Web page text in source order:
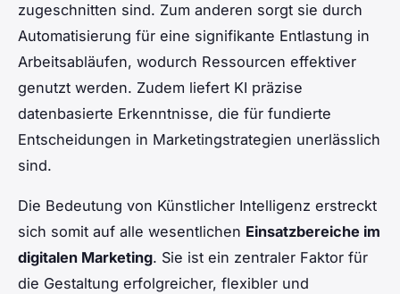
zugeschnitten sind. Zum anderen sorgt sie durch
Automatisierung für eine signifikante Entlastung in
Arbeitsabläufen, wodurch Ressourcen effektiver
genutzt werden. Zudem liefert KI präzise
datenbasierte Erkenntnisse, die für fundierte
Entscheidungen in Marketingstrategien unerlässlich
sind.
Die Bedeutung von Künstlicher Intelligenz erstreckt
sich somit auf alle wesentlichen Einsatzbereiche im
digitalen Marketing. Sie ist ein zentraler Faktor für
die Gestaltung erfolgreicher, flexibler und